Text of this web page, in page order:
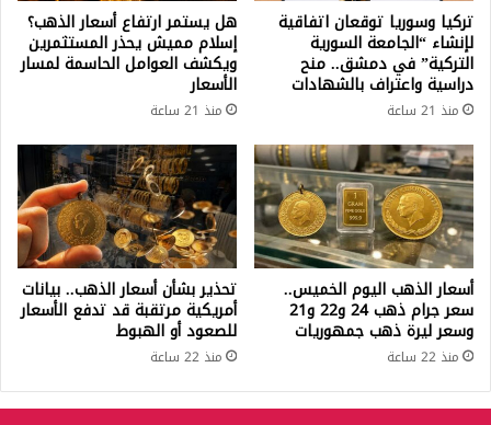
تركيا وسوريا توقعان اتفاقية
لإنشاء “الجامعة السورية
التركية” في دمشق.. منح
دراسية واعتراف بالشهادات
منذ 21 ساعة
هل يستمر ارتفاع أسعار الذهب؟
إسلام مميش يحذر المستثمرين
ويكشف العوامل الحاسمة لمسار
الأسعار
منذ 21 ساعة
أسعار الذهب اليوم الخميس..
سعر جرام ذهب 24 و22 و21
وسعر ليرة ذهب جمهوريات
منذ 22 ساعة
تحذير بشأن أسعار الذهب.. بيانات
أمريكية مرتقبة قد تدفع الأسعار
للصعود أو الهبوط
منذ 22 ساعة